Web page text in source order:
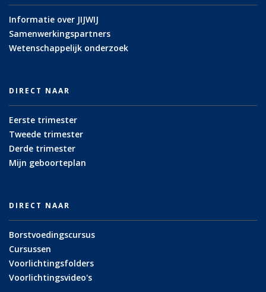
Informatie over JIJWIJ
Samenwerkingspartners
Wetenschappelijk onderzoek
DIRECT NAAR
Eerste trimester
Tweede trimester
Derde trimester
Mijn geboorteplan
DIRECT NAAR
Borstvoedingscursus
Cursussen
Voorlichtingsfolders
Voorlichtingsvideo's